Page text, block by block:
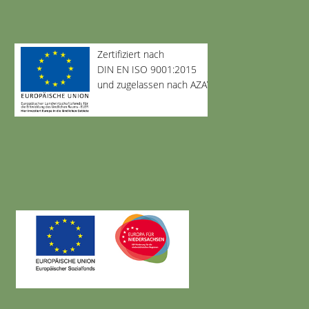
Zertifiziert nach
DIN EN ISO 9001:2015
und zugelassen nach AZAV